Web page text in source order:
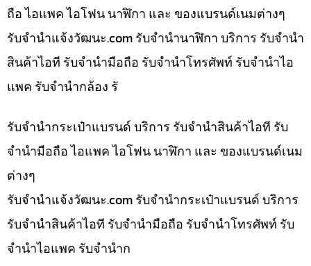
ถือ ไอแพค ไอโฟน นาฬิกา และ ของแบรนด์เนมต่างๆ
รับจํานําแจ้งวัฒนะ.com รับจำนำนาฬิกา บริการ รับจำนำ
สินค้าไอที รับจำนำมือถือ รับจำนำโทรศัพท์ รับจำนำไอ
แพค รับจำนำกล้อง รั
รับจำนำกระเป๋าแบรนด์ บริการ รับจำนำสินค้าไอที รับ
จำนำมือถือ ไอแพค ไอโฟน นาฬิกา และ ของแบรนด์เนม
ต่างๆ
รับจํานําแจ้งวัฒนะ.com รับจำนำกระเป๋าแบรนด์ บริการ
รับจำนำสินค้าไอที รับจำนำมือถือ รับจำนำโทรศัพท์ รับ
จำนำไอแพค รับจำนำก